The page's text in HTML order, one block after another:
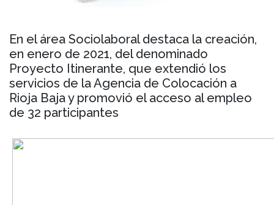
En el área Sociolaboral destaca la creación,
en enero de 2021, del denominado
Proyecto Itinerante, que extendió los
servicios de la Agencia de Colocación a
Rioja Baja y promovió el acceso al empleo
de 32 participantes